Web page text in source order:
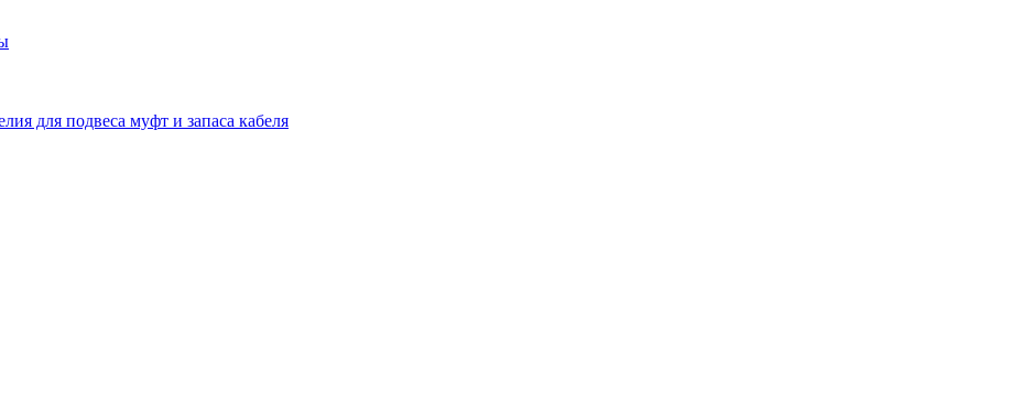
для подвеса муфт и запаса кабеля